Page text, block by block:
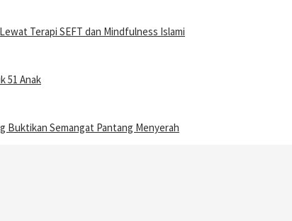
Terapi SEFT dan Mindfulness Islami
51 Anak
Buktikan Semangat Pantang Menyerah